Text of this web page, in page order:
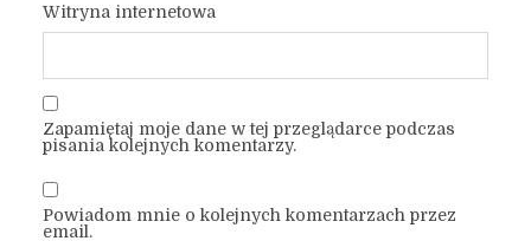
Witryna internetowa
Zapamiętaj moje dane w tej przeglądarce podczas
pisania kolejnych komentarzy.
Powiadom mnie o kolejnych komentarzach przez
email.